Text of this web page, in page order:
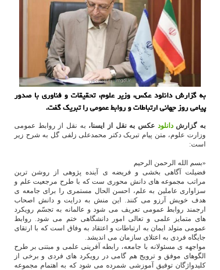
به گزارش دانلود عکس، وزیر علوم، تحقیقات و فناوری با صدور
پیامی روز جهانی ارتباطات و روابط عمومی را تبریک گفت.
به گزارشدانلود عکس به نقل از ایسنا، به نقل از روابط عمومی
وزارت علوم، متن پیام تبریک دکتر محمدعلی زلفی گل به شرح زیر
است:
«بسم الله الرحمن الرحیم
فضیلت آگاهی بخشی و فریضه ی آینده پژوهی از روشن ترین
مراتب مجموعه های دانش محوری ست که با طرح مرجعیت علم و
سزاواری عاملین به علم، احسن الحال مستمری را برای جامعه ی
هدف خویش آرزو می کنند. این منش به درایت و دانش اصحاب
ارجمند روابط عمومی تعریف می شود و عالمانه به تجسّم رویکرد
های متمایز علمی و تعالی امور دانشگاهی ختم می شود. روابط
عمومی متولد ایمان به ارتباطات و اعتقاد به وفاق است که با ارتقای
جایگاه فردی به اعتلای سازمان می اندیشد.
مواجهه ی مسئولانه با جامعه، رابطه آفرینی علمی و مبتنی بر طرح
الگوهای موفق و ترویج هم گامی در رویکرد های فردی و برخی از
کلیدواژگان توفیق آموزشی شمرده می شود که به اهتمام مجموعه